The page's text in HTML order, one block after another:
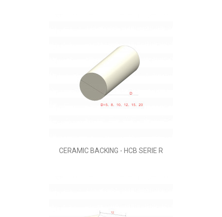
CERAMIC BACKING - HCB SERIE R